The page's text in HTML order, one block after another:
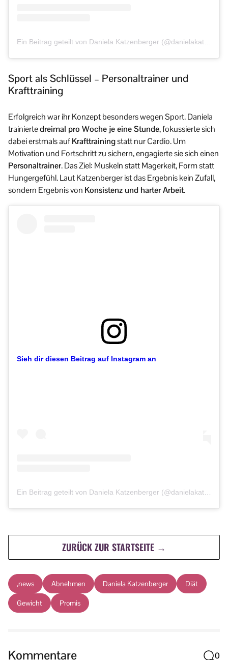
Sport als Schlüssel – Personaltrainer und
Krafttraining
Erfolgreich war ihr Konzept besonders wegen Sport. Daniela
trainiertedreimal pro Woche je eine Stunde, fokussierte sich
dabei erstmals aufKrafttrainingstatt nur Cardio. Um
Motivation und Fortschritt zu sichern, engagierte sie sich einen
Personaltrainer. Das Ziel: Muskeln statt Magerkeit, Form statt
Hungergefühl. Laut Katzenberger ist das Ergebnis kein Zufall,
sondern Ergebnis von Konsistenz und harter Arbeit.
Sieh dir diesen Beitrag auf Instagram an
Ein Beitrag geteilt von Daniela Katzenberger (@danielakatzenberger)
ZURÜCK ZUR STARTSEITE →
,news Abnehmen Daniela Katzenberger Diät
Gewicht Promis
Kommentare 0